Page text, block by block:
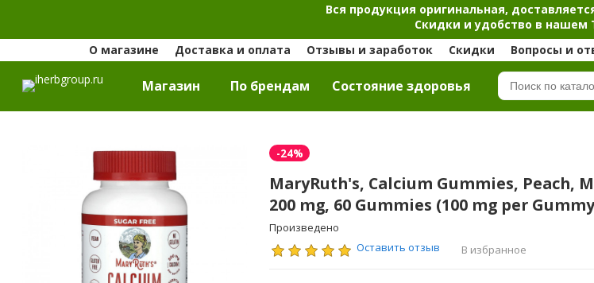
Вся продукция оригинальная,
Скидки и удобство в нашем
О магазине
Доставка и оплата Отзывы и заработок Скидки Вопросы и
Магазин По брендам Cостояние здоровья
-24%
MaryRuth's, Calcium Gummies, Peach,
200 mg, 60 Gummies (100 mg per
Произведено
Оставить отзыв
В избранное